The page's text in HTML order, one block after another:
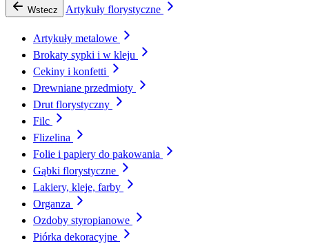
Wstecz Artykuły florystyczne
Artykuły metalowe
Brokaty sypki i w kleju
Cekiny i konfetti
Drewniane przedmioty
Drut florystyczny
Filc
Flizelina
Folie i papiery do pakowania
Gąbki florystyczne
Lakiery, kleje, farby
Organza
Ozdoby styropianowe
Piórka dekoracyjne